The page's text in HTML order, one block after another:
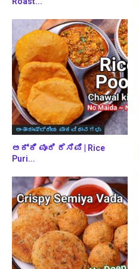
ಅಂತಾರಾಷ್ಟ್ರೀಯ ಪಾಕವಿಧಾನಗಳು
ಅಕ್ಕಿ ಪೂರಿ ರೆಸಿಪಿ | Rice
Puri...